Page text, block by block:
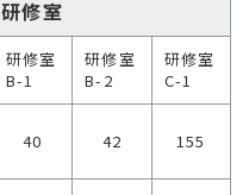
研修室
研修室
B-1
研修室
B-2
研修室
C-1
40 42 155